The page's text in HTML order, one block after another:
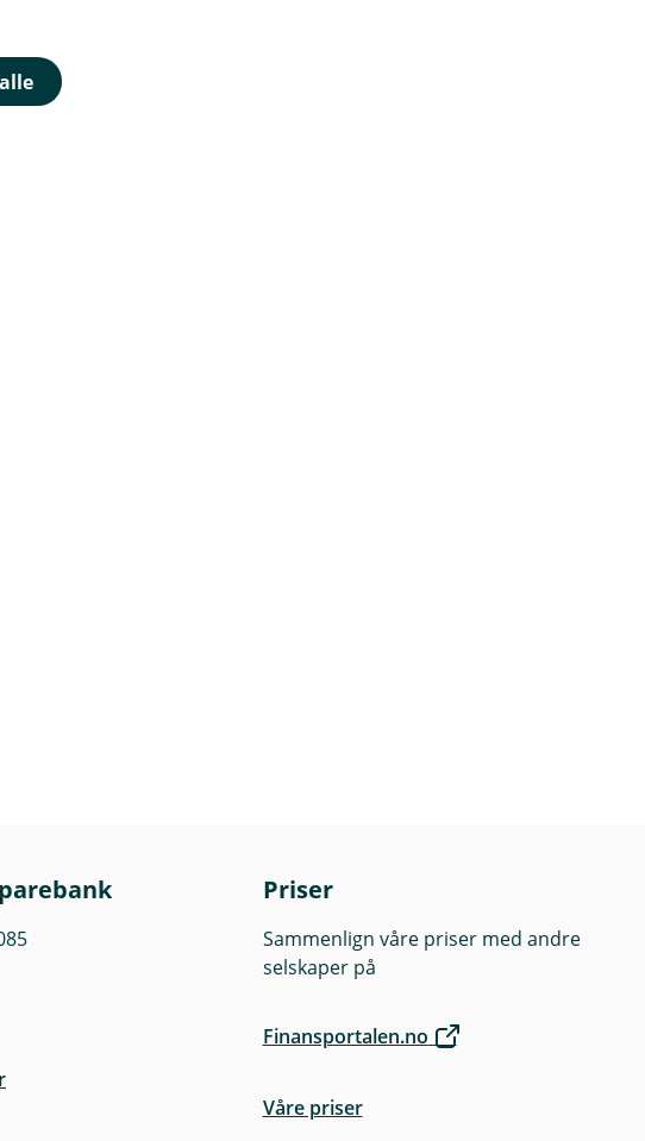
Priser
Sammenlign våre priser med andre
selskaper på
Finansportalen.no
Våre priser